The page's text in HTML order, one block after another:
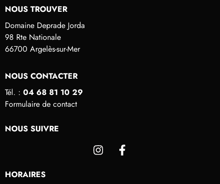
NOUS TROUVER
Domaine Deprade Jorda
98 Rte Nationale
66700 Argelès-sur-Mer
NOUS CONTACTER
Tél. : 04 68 81 10 29
Formulaire de contact
NOUS SUIVRE
HORAIRES